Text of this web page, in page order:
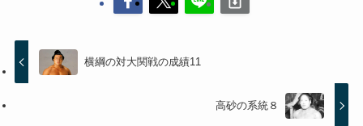
横綱の対大関戦の成績11
高砂の系統８